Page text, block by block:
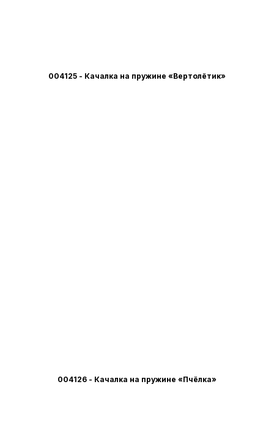
004125 - Качалка на пружине «Вертолётик»
004126 - Качалка на пружине «Пчёлка»